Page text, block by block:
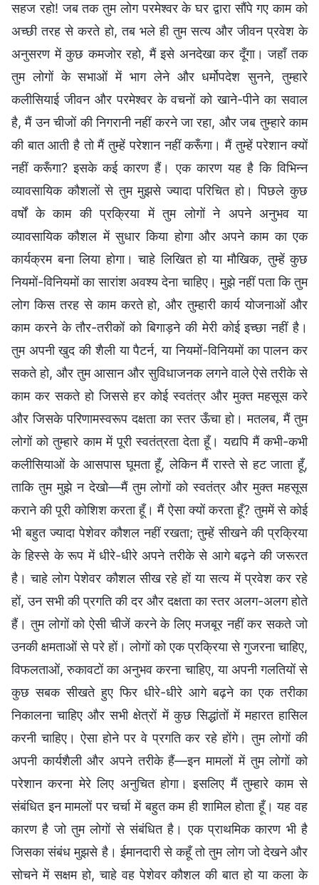
सहज रहो! जब तक तुम लोग परमेश्वर के घर द्वारा सौंपे गए काम को
अच्छी तरह से करते हो, तब भले ही तुम सत्य और जीवन प्रवेश के
अनुसरण में कुछ कमजोर रहो, मैं इसे अनदेखा कर दूँगा। जहाँ तक
तुम लोगों के सभाओं में भाग लेने और धर्मोपदेश सुनने, तुम्हारे
कलीसियाई जीवन और परमेश्वर के वचनों को खाने-पीने का सवाल
है, मैं उन चीजों की निगरानी नहीं करने जा रहा, और जब तुम्हारे काम
की बात आती है तो मैं तुम्हें परेशान नहीं करूँगा। मैं तुम्हें परेशान क्यों
नहीं करूँगा? इसके कई कारण हैं। एक कारण यह है कि विभिन्न
व्यावसायिक कौशलों से तुम मुझसे ज्यादा परिचित हो। पिछले कुछ
वर्षों के काम की प्रक्रिया में तुम लोगों ने अपने अनुभव या
व्यावसायिक कौशल में सुधार किया होगा और अपने काम का एक
कार्यक्रम बना लिया होगा। चाहे लिखित हो या मौखिक, तुम्हें कुछ
नियमों-विनियमों का सारांश अवश्य देना चाहिए। मुझे नहीं पता कि तुम
लोग किस तरह से काम करते हो, और तुम्हारी कार्य योजनाओं और
काम करने के तौर-तरीकों को बिगाड़ने की मेरी कोई इच्छा नहीं है।
तुम अपनी खुद की शैली या पैटर्न, या नियमों-विनियमों का पालन कर
सकते हो, और तुम आसान और सुविधाजनक लगने वाले ऐसे तरीके से
काम कर सकते हो जिससे हर कोई स्वतंत्र और मुक्त महसूस करे
और जिसके परिणामस्वरूप दक्षता का स्तर ऊँचा हो। मतलब, मैं तुम
लोगों को तुम्हारे काम में पूरी स्वतंत्रता देता हूँ। यद्यपि मैं कभी-कभी
कलीसियाओं के आसपास घूमता हूँ, लेकिन मैं रास्ते से हट जाता हूँ,
ताकि तुम मुझे न देखो—मैं तुम लोगों को स्वतंत्र और मुक्त महसूस
कराने की पूरी कोशिश करता हूँ। मैं ऐसा क्यों करता हूँ? तुममें से कोई
भी बहुत ज्यादा पेशेवर कौशल नहीं रखता; तुम्हें सीखने की प्रक्रिया
के हिस्से के रूप में धीरे-धीरे अपने तरीके से आगे बढ़ने की जरूरत
है। चाहे लोग पेशेवर कौशल सीख रहे हों या सत्य में प्रवेश कर रहे
हों, उन सभी की प्रगति की दर और दक्षता का स्तर अलग-अलग होते
हैं। तुम लोगों को ऐसी चीजें करने के लिए मजबूर नहीं कर सकते जो
उनकी क्षमताओं से परे हों। लोगों को एक प्रक्रिया से गुजरना चाहिए,
विफलताओं, रुकावटों का अनुभव करना चाहिए, या अपनी गलतियों से
कुछ सबक सीखते हुए फिर धीरे-धीरे आगे बढ़ने का एक तरीका
निकालना चाहिए और सभी क्षेत्रों में कुछ सिद्धांतों में महारत हासिल
करनी चाहिए। ऐसा होने पर वे प्रगति कर रहे होंगे। तुम लोगों की
अपनी कार्यशैली और अपने तरीके हैं—इन मामलों में तुम लोगों को
परेशान करना मेरे लिए अनुचित होगा। इसलिए मैं तुम्हारे काम से
संबंधित इन मामलों पर चर्चा में बहुत कम ही शामिल होता हूँ। यह वह
कारण है जो तुम लोगों से संबंधित है। एक प्राथमिक कारण भी है
जिसका संबंध मुझसे है। ईमानदारी से कहूँ तो तुम लोग जो देखने और
सोचने में सक्षम हो, चाहे वह पेशेवर कौशल की बात हो या कला के